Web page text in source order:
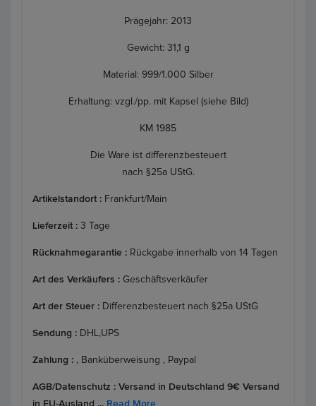
Prägejahr: 2013
Gewicht: 31,1 g
Material: 999/1.000 Silber
Erhaltung: vzgl./pp. mit Kapsel (siehe Bild)
KM 1985
Die Ware ist differenzbesteuert
nach §25a UStG.
Artikelstandort : Frankfurt/Main
Lieferzeit : 3 Tage
Rücknahmegarantie : Rückgabe innerhalb von 14 Tagen
Art des Verkäufers : Geschäftsverkäufer
Art der Steuer : Differenzbesteuert nach §25a UStG
Sendung : DHL,UPS
Zahlung : , Banküberweisung , Paypal
AGB/Datenschutz : Versand in Deutschland 9€ Versand
in EU-Ausland ... Read More